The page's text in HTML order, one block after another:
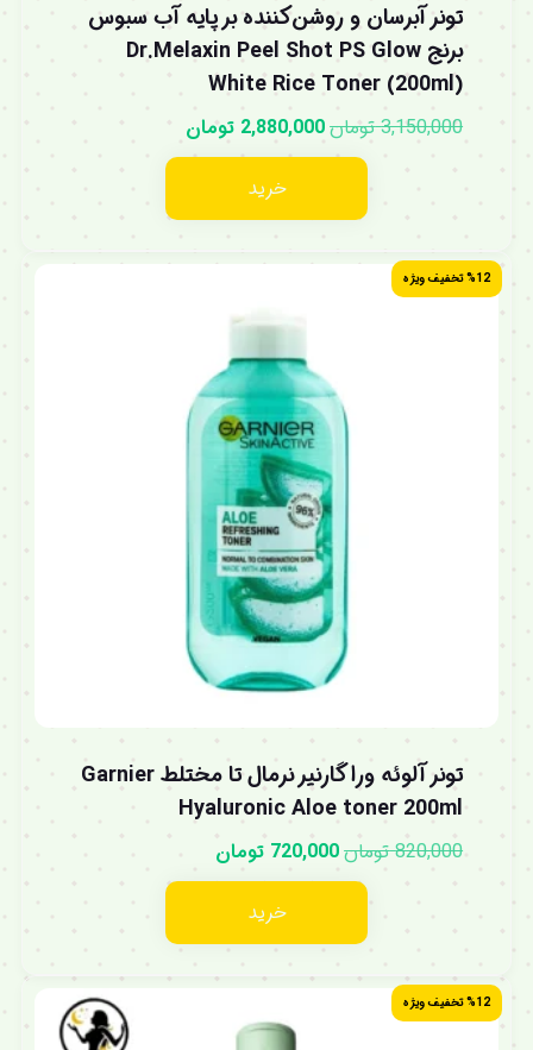
تونر آبرسان و روشن‌کننده بر پایه آب سبوس
برنج Dr.Melaxin Peel Shot PS Glow
White Rice Toner (200ml)
3,150,000 تومان2,880,000 تومان
خرید
%12 تخفیف ویژه
تونر آلوئه ورا گارنیر نرمال تا مختلط Garnier
Hyaluronic Aloe toner 200ml
820,000 تومان720,000 تومان
خرید
%12 تخفیف ویژه